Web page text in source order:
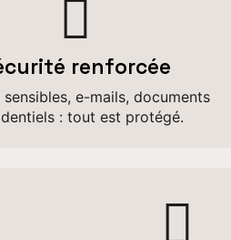
renforcée
sensibles, e-mails, documents
: tout est protégé.